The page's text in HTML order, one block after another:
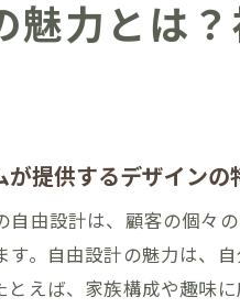
魅力とは
が提供するデザインの
自由設計は、顧客の個々
す。自由設計の魅力は、
とえば、家族構成や趣味